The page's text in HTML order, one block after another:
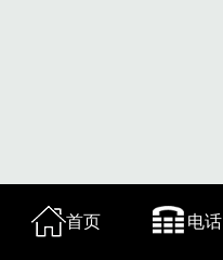
首页 电话